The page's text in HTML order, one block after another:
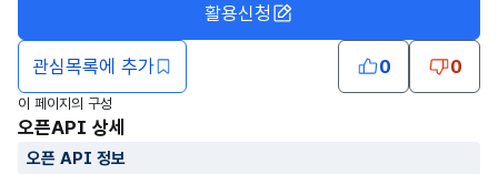
관심목록에 추가
활용신청
0 0
이 페이지의 구성
오픈API 상세
오픈 API 정보